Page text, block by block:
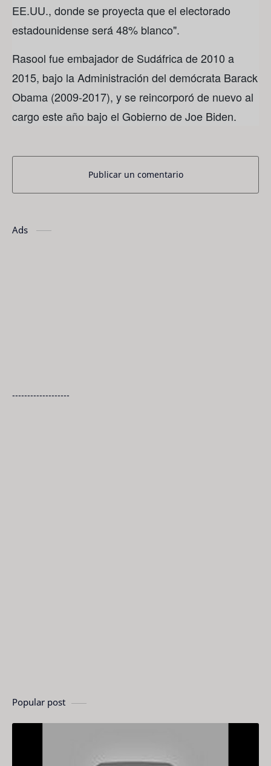
EE.UU., donde se proyecta que el electorado
estadounidense será 48% blanco".
Rasool fue embajador de Sudáfrica de 2010 a
2015, bajo la Administración del demócrata Barack
Obama (2009-2017), y se reincorporó de nuevo al
cargo este año bajo el Gobierno de Joe Biden.
Publicar un comentario
Ads
-------------------
Popular post